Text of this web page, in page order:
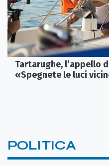
Tartarughe, l’appello
«Spegnete le luci
POLITICA